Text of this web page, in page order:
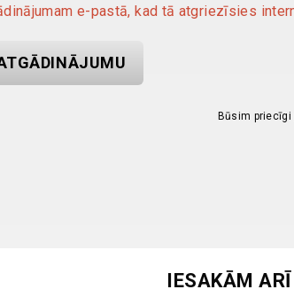
e-pastā, kad tā atgriezīsies
Būsim priecīgi
IESAKĀM ARĪ